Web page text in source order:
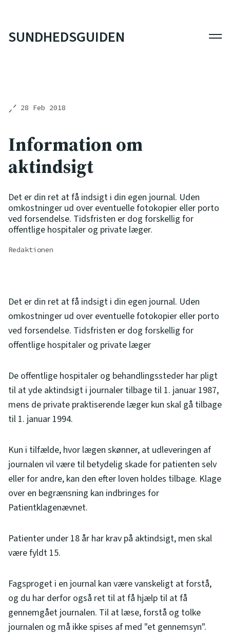
SUNDHEDSGUIDEN
28 Feb 2018
Information om
aktindsigt
Det er din ret at få indsigt i din egen journal. Uden
omkostninger ud over eventuelle fotokopier eller porto
ved forsendelse. Tidsfristen er dog forskellig for
offentlige hospitaler og private læger.
Redaktionen
Det er din ret at få indsigt i din egen journal. Uden
omkostninger ud over eventuelle fotokopier eller porto
ved forsendelse. Tidsfristen er dog forskellig for
offentlige hospitaler og private læger
De offentlige hospitaler og behandlingssteder har pligt
til at yde aktindsigt i journaler tilbage til 1. januar 1987,
mens de private praktiserende læger kun skal gå tilbage
til 1. januar 1994.
Kun i tilfælde, hvor lægen skønner, at udleveringen af
journalen vil være til betydelig skade for patienten selv
eller for andre, kan den efter loven holdes tilbage. Klage
over en begrænsning kan indbringes for
Patientklagenævnet.
Patienter under 18 år har krav på aktindsigt, men skal
være fyldt 15.
Fagsproget i en journal kan være vanskeligt at forstå,
og du har derfor også ret til at få hjælp til at få
gennemgået journalen. Til at læse, forstå og tolke
journalen og må ikke spises af med "et gennemsyn".